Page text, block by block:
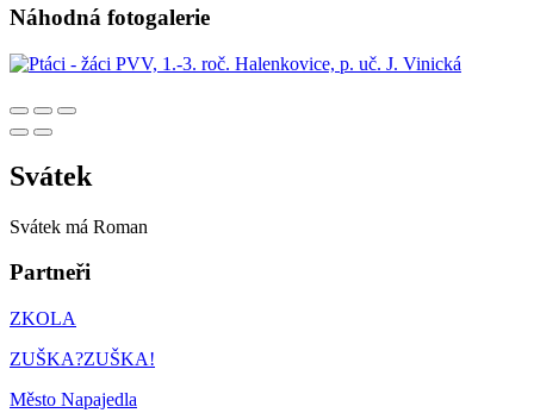
Náhodná fotogalerie
Svátek
Svátek má Roman
Partneři
ZKOLA
ZUŠKA?ZUŠKA!
Město Napajedla